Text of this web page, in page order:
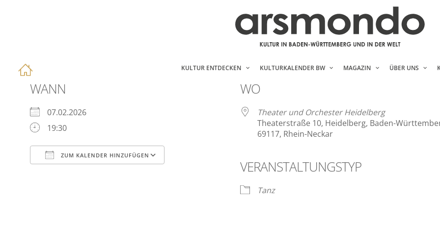
KULTUR ENTDECKEN KULTURKALENDER BW MAGAZIN ÜBER UNS
WANN
07.02.2026
19:30
ZUM KALENDER HINZUFÜGEN
iCalendar
WO
Theater und Orchester Heidelberg
Theaterstraße 10, Heidelberg, Baden-
69117, Rhein-Neckar
VERANSTALTUNGSTYP
Tanz